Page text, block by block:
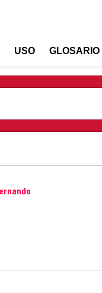
USO GLOSARIO